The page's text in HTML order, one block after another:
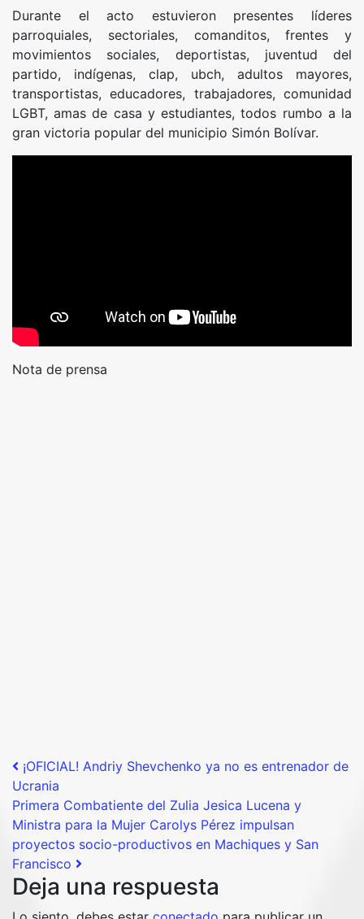
Durante el acto estuvieron presentes líderes
parroquiales, sectoriales, comanditos, frentes y
movimientos sociales, deportistas, juventud del
partido, indígenas, clap, ubch, adultos mayores,
transportistas, educadores, trabajadores, comunidad
LGBT, amas de casa y estudiantes, todos rumbo a la
gran victoria popular del municipio Simón Bolívar.
Nota de prensa
Post navigation
¡OFICIAL! Andriy Shevchenko ya no es entrenador de
Ucrania
Primera Combatiente del Zulia Jesica Lucena y
Ministra para la Mujer Carolys Pérez impulsan
proyectos socio-productivos en Machiques y San
Francisco
Deja una respuesta